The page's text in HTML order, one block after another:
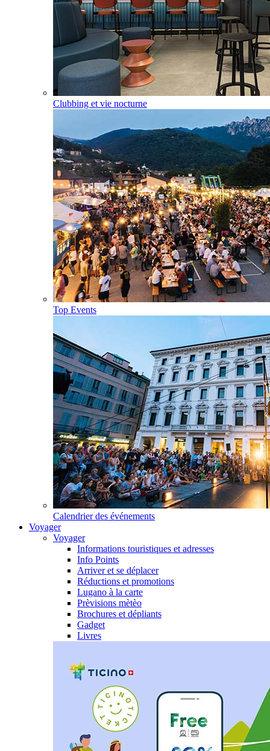
Clubbing et vie nocturne
Top Events
Calendrier des événements
Voyager
Voyager
Informations touristiques et adresses
Info Points
Arriver et se déplacer
Réductions et promotions
Lugano à la carte
Prèvisions mètèo
Brochures et dépliants
Gadget
Livres